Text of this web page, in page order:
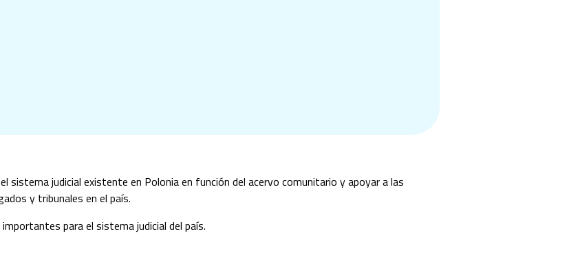
sistema judicial existente en Polonia en función del acervo comunitario y apoyar a las
y tribunales en el país.
para el sistema judicial del país.